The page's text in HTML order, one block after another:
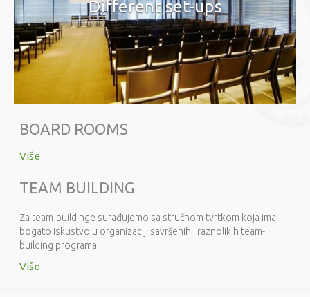
Different set-ups
BOARD ROOMS
Više
TEAM BUILDING
Za team-buildinge surađujemo sa stručnom tvrtkom koja ima
bogato iskustvo u organizaciji savršenih i raznolikih team-
building programa.
Više